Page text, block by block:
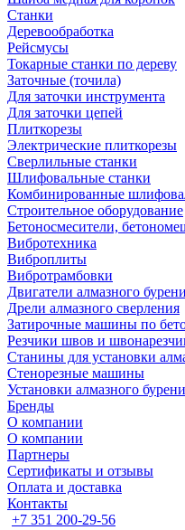
Станки
Деревообработка
Рейсмусы
Токарные станки по дереву
Заточные (точила)
Для заточки инструмента
Для заточки цепей
Плиткорезы
Электрические плиткорезы
Сверлильные станки
Шлифовальные станки
Комбинированные
Строительное оборудование
Бетоносмесители,
Вибротехника
Виброплиты
Вибротрамбовки
Двигатели алмазного
Дрели алмазного сверления
Затирочные машины по
Резчики швов и
Станины для установки
Стенорезные машины
Установки алмазного
Бренды
О компании
О компании
Партнеры
Cертификаты и отзывы
Оплата и доставка
Контакты
+7 351 200-29-56